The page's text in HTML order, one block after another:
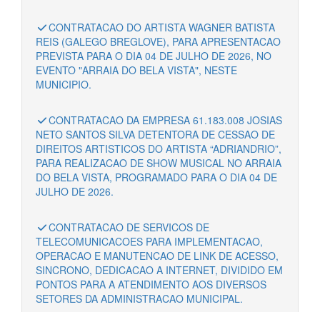
CONTRATACAO DO ARTISTA WAGNER BATISTA
REIS (GALEGO BREGLOVE), PARA APRESENTACAO
PREVISTA PARA O DIA 04 DE JULHO DE 2026, NO
EVENTO "ARRAIA DO BELA VISTA", NESTE
MUNICIPIO.
CONTRATACAO DA EMPRESA 61.183.008 JOSIAS
NETO SANTOS SILVA DETENTORA DE CESSAO DE
DIREITOS ARTISTICOS DO ARTISTA “ADRIANDRIO”,
PARA REALIZACAO DE SHOW MUSICAL NO ARRAIA
DO BELA VISTA, PROGRAMADO PARA O DIA 04 DE
JULHO DE 2026.
CONTRATACAO DE SERVICOS DE
TELECOMUNICACOES PARA IMPLEMENTACAO,
OPERACAO E MANUTENCAO DE LINK DE ACESSO,
SINCRONO, DEDICACAO A INTERNET, DIVIDIDO EM
PONTOS PARA A ATENDIMENTO AOS DIVERSOS
SETORES DA ADMINISTRACAO MUNICIPAL.